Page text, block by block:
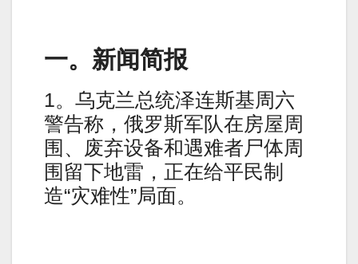
一。新闻简报
1。乌克兰总统泽连斯基周六
警告称，俄罗斯军队在房屋周
围、废弃设备和遇难者尸体周
围留下地雷，正在给平民制
造“灾难性”局面。